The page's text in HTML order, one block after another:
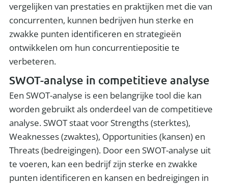
vergelijken van prestaties en praktijken met die van
concurrenten, kunnen bedrijven hun sterke en
zwakke punten identificeren en strategieën
ontwikkelen om hun concurrentiepositie te
verbeteren.
SWOT-analyse in competitieve analyse
Een SWOT-analyse is een belangrijke tool die kan
worden gebruikt als onderdeel van de competitieve
analyse. SWOT staat voor Strengths (sterktes),
Weaknesses (zwaktes), Opportunities (kansen) en
Threats (bedreigingen). Door een SWOT-analyse uit
te voeren, kan een bedrijf zijn sterke en zwakke
punten identificeren en kansen en bedreigingen in